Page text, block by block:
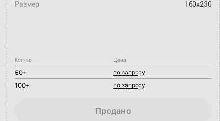
Размер
160x230
Кол-во
50+
100+
Цена
по запросу
по запросу
Продано